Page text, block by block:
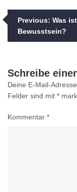
Previous: Was ist
Bewusstsein?
Schreibe
Deine E-Mail-
Felder sind mit *
Kommentar *